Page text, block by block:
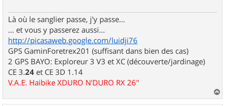
Là où le sanglier passe, j'y passe...
... et vous y passerez aussi...
http://picasaweb.google.com/luidji76
GPS GaminForetrex201 (suffisant dans bien des cas)
2 GPS BAYO: Exploreur 3 V3 et XC (découverte/jardinage)
CE 3.24 et CE 3D 1.14
V.A.E. Haibike XDURO N'DURO RX 26"
a